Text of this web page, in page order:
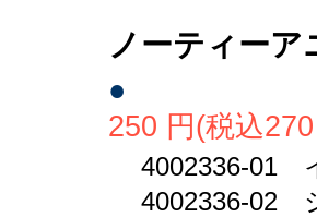
ノーティー
●
250 円(税込
4002336-01
4002336-02